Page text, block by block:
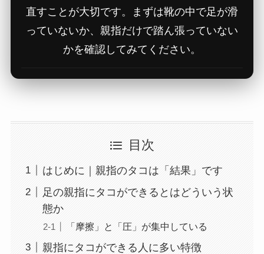
直すことが大切です。まずは靴の中で足が滑
っていないか、親指だけで踏ん張っていない
かを確認してみてください。
目次
はじめに｜親指のタコは「結果」です
足の親指にタコができるとはどういう状
態か
「摩擦」と「圧」が集中している
親指にタコができる人に多い特徴